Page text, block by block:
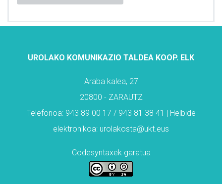
UROLAKO KOMUNIKAZIO TALDEA KOOP. ELK
Araba kalea, 27
20800 - ZARAUTZ
Telefonoa: 943 89 00 17 / 943 81 38 41 | Helbide
elektronikoa: urolakosta@ukt.eus
Codesyntaxek garatua